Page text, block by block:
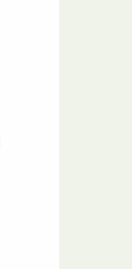
Wert ein